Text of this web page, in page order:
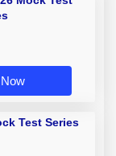
Test Series